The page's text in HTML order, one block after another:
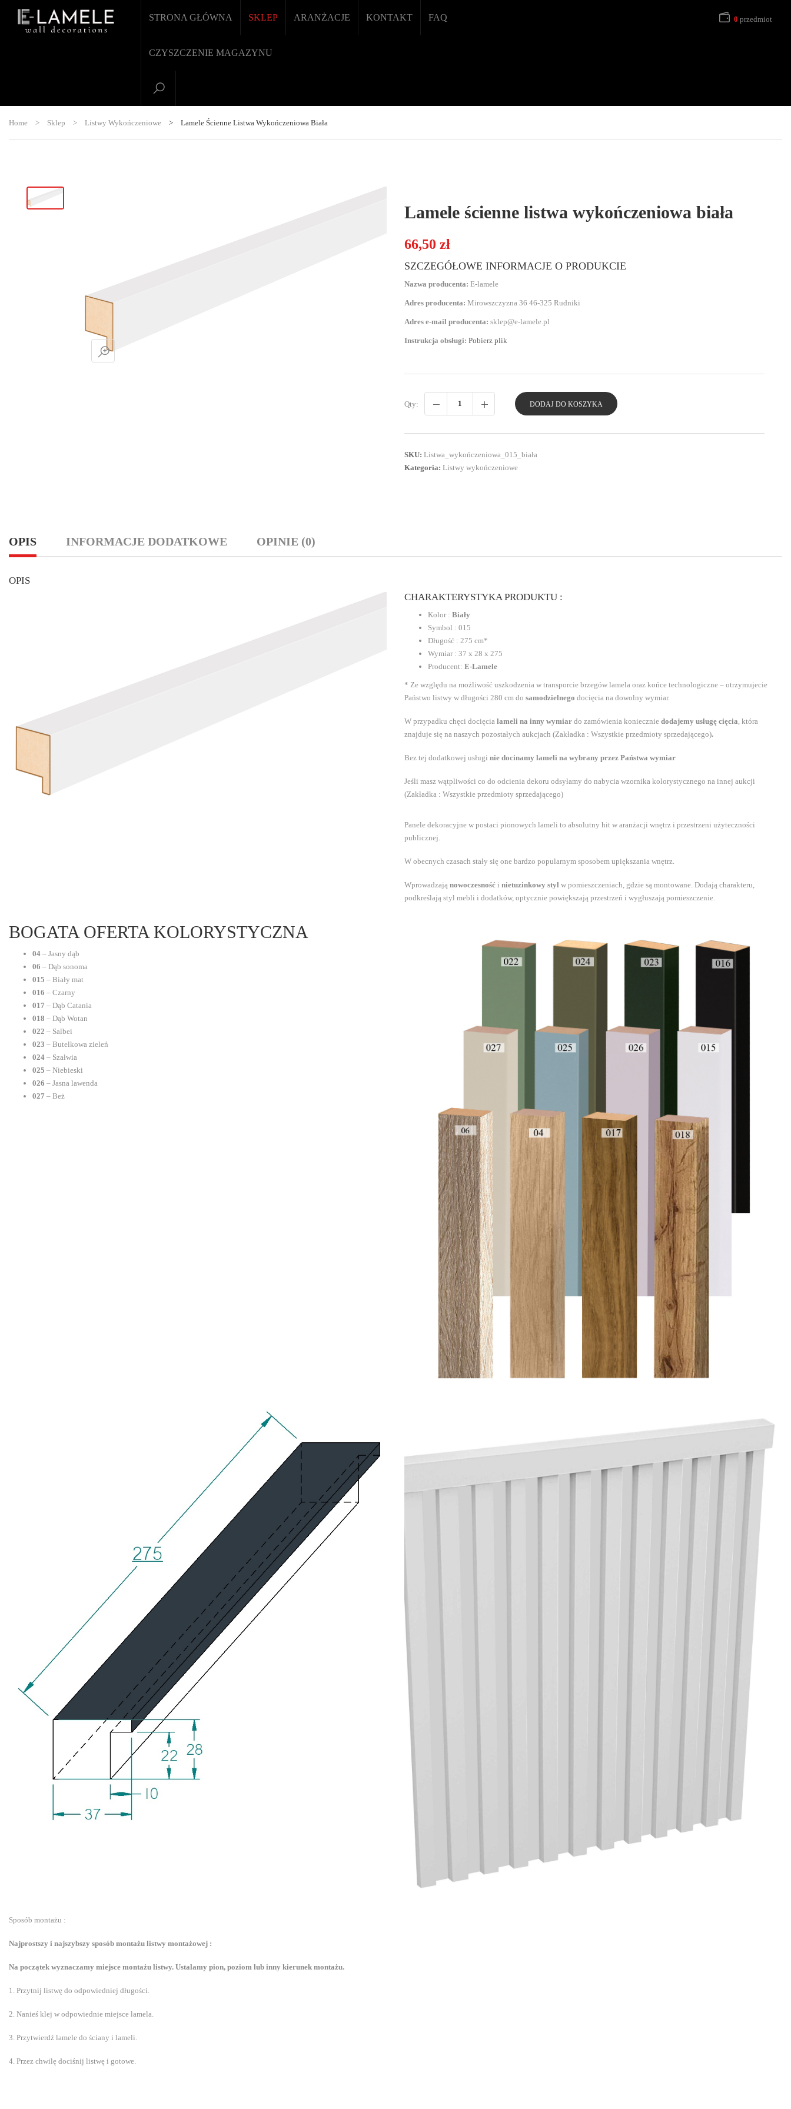
STRONA GŁÓWNA SKLEP ARANŻACJE KONTAKT FAQ
CZYSZCZENIE MAGAZYNU
0 przedmiot
Home > Sklep > Listwy Wykończeniowe > Lamele Ścienne Listwa Wykończeniowa Biała
Lamele ścienne listwa wykończeniowa biała
66,50 zł
SZCZEGÓŁOWE INFORMACJE O PRODUKCIE
Nazwa producenta: E-lamele
Adres producenta: Mirowszczyzna 36 46-325 Rudniki
Adres e-mail producenta: sklep@e-lamele.pl
Instrukcja obsługi: Pobierz plik
Qty: DODAJ DO KOSZYKA
SKU: Listwa_wykończeniowa_015_biała
Kategoria: Listwy wykończeniowe
OPIS INFORMACJE DODATKOWE OPINIE (0)
OPIS
CHARAKTERYSTYKA PRODUKTU :
Kolor : Biały
Symbol : 015
Długość : 275 cm*
Wymiar : 37 x 28 x 275
Producent: E-Lamele
* Ze względu na możliwość uszkodzenia w transporcie brzegów lamela oraz końce technologiczne – otrzymujecie
Państwo listwy w długości 280 cm do samodzielnego docięcia na dowolny wymiar.
W przypadku chęci docięcia lameli na inny wymiar do zamówienia koniecznie dodajemy usługę cięcia, która
znajduje się na naszych pozostałych aukcjach (Zakładka : Wszystkie przedmioty sprzedającego).
Bez tej dodatkowej usługi nie docinamy lameli na wybrany przez Państwa wymiar
Jeśli masz wątpliwości co do odcienia dekoru odsyłamy do nabycia wzornika kolorystycznego na innej aukcji
(Zakładka : Wszystkie przedmioty sprzedającego)
Panele dekoracyjne w postaci pionowych lameli to absolutny hit w aranżacji wnętrz i przestrzeni użyteczności
publicznej.
W obecnych czasach stały się one bardzo popularnym sposobem upiększania wnętrz.
Wprowadzają nowoczesność i nietuzinkowy styl w pomieszczeniach, gdzie są montowane. Dodają charakteru,
podkreślają styl mebli i dodatków, optycznie powiększają przestrzeń i wygłuszają pomieszczenie.
BOGATA OFERTA KOLORYSTYCZNA
04 – Jasny dąb
06 – Dąb sonoma
015 – Biały mat
016 – Czarny
017 – Dąb Catania
018 – Dąb Wotan
022 – Salbei
023 – Butelkowa zieleń
024 – Szałwia
025 – Niebieski
026 – Jasna lawenda
027 – Beż
Sposób montażu :
Najprostszy i najszybszy sposób montażu listwy montażowej :
Na początek wyznaczamy miejsce montażu listwy. Ustalamy pion, poziom lub inny kierunek montażu.
1. Przytnij listwę do odpowiedniej długości.
2. Nanieś klej w odpowiednie miejsce lamela.
3. Przytwierdź lamele do ściany i lameli.
4. Przez chwilę dociśnij listwę i gotowe.